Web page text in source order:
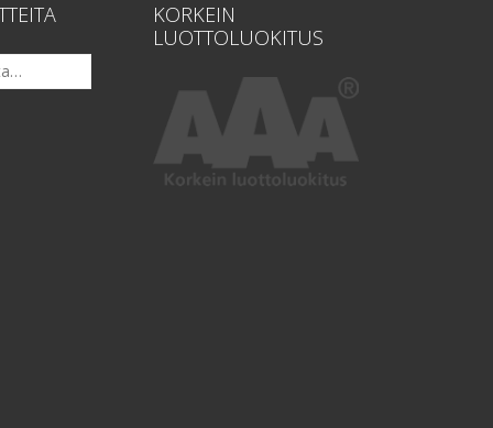
KORKEIN
LUOTTOLUOKITUS